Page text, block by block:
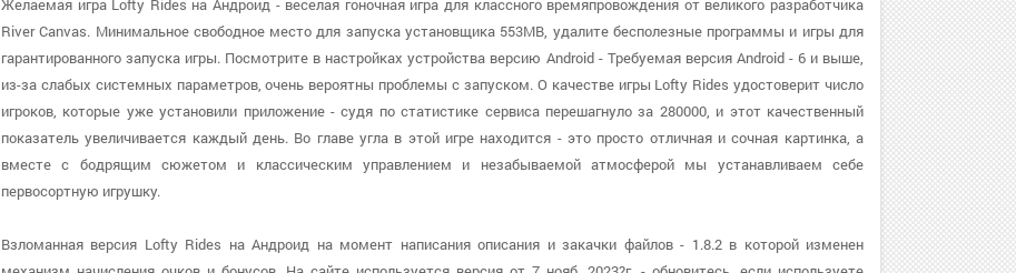
Желаемая игра Lofty Rides на Андроид - веселая гоночная игра для классного времяпровождения от великого разработчика
River Canvas. Минимальное свободное место для запуска установщика 553MB, удалите бесполезные программы и игры для
гарантированного запуска игры. Посмотрите в настройках устройства версию Android - Требуемая версия Android - 6 и выше,
из-за слабых системных параметров, очень вероятны проблемы с запуском. О качестве игры Lofty Rides удостоверит число
игроков, которые уже установили приложение - судя по статистике сервиса перешагнуло за 280000, и этот качественный
показатель увеличивается каждый день. Во главе угла в этой игре находится - это просто отличная и сочная картинка, а
вместе с бодрящим сюжетом и классическим управлением и незабываемой атмосферой мы устанавливаем себе
первосортную игрушку.
Взломанная версия Lofty Rides на Андроид на момент написания описания и закачки файлов - 1.8.2 в которой изменен